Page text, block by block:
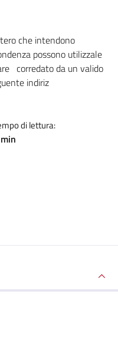
che intendono
possono utilizzale
corredato da un valido
indiriz
di lettura: